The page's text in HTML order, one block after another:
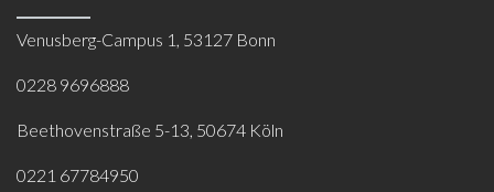
Venusberg-Campus 1, 53127 Bonn
0228 9696888
Beethovenstraße 5-13, 50674 Köln
0221 67784950